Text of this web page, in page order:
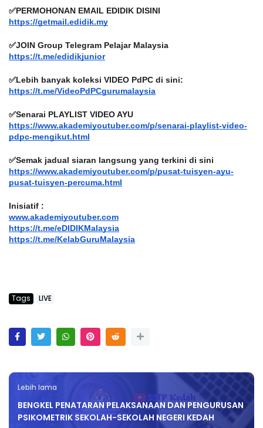
✅PERMOHONAN EMAIL EDIDIK DISINI
https://getmail.edidik.my
✅JOIN Group Telegram Pelajar Malaysia
https://t.me/edidikjunior
✅Lebih banyak koleksi VIDEO PdPC di sini:
https://t.me/VideoPdPCgurumalaysia
✅Senarai PLAYLIST VIDEO AYU
https://www.akademiyoutuber.com/p/senarai-playlist-video-
pdpc-mengikut.html
✅Semak jadual siaran langsung yang terkini di sini
https://www.akademiyoutuber.com/p/pusat-tuisyen-ayu-
pusat-tuisyen-percuma.html
Inisiatif :
www.akademiyoutuber.com
https://t.me/eDIDIKMalaysia
https://t.me/KelabGuruMalaysia
Tags LIVE
Lebih lama
BENGKEL PENATARAN PELAKSANAAN DAN PENGURUSAN
PSIKOMETRIK SEKOLAH-SEKOLAH NEGERI KEDAH